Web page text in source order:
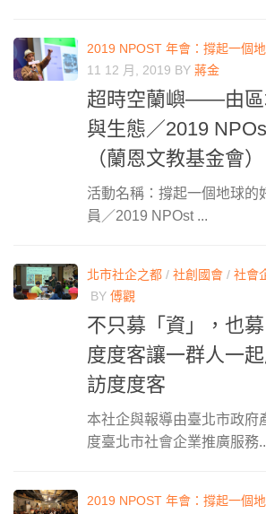
2019 NPOST 年會：撐起一個
11 12 月, 2019 BY 蔣金
超時空蘭嶼——由區
與生態／2019
（蘭恩文教基金會）
活動名稱：撐起一個地球的
員／2019 NPOst ...
北市社企之都 / 社創國會 / 社會
BY 傅觀
不只募「資」，也
度度客讓一群人一
訪度度客
本社企與報導由臺北市政府
度臺北市社會企業推廣服務
2019 NPOST 年會：撐起一個